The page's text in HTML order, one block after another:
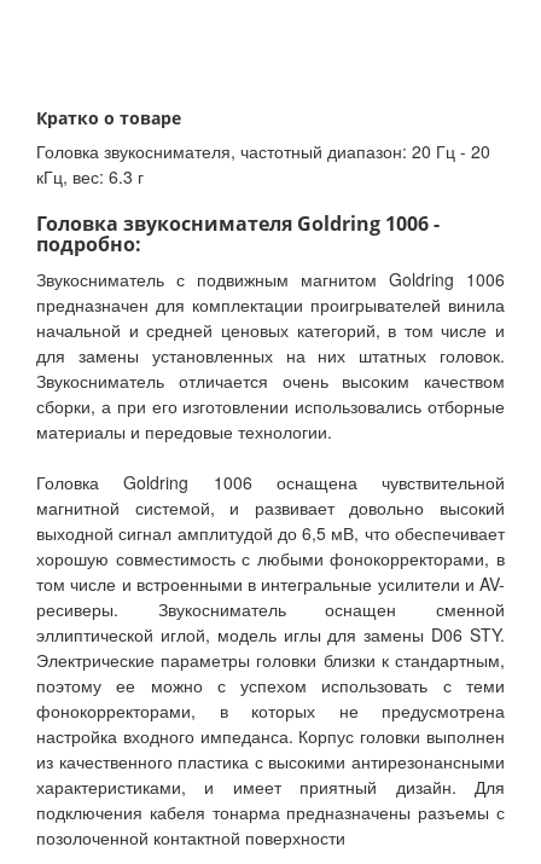
Кратко о товаре
Головка звукоснимателя, частотный диапазон: 20 Гц - 20
кГц, вес: 6.3 г
Головка звукоснимателя Goldring 1006 -
подробно:
Звукосниматель с подвижным магнитом Goldring 1006
предназначен для комплектации проигрывателей винила
начальной и средней ценовых категорий, в том числе и
для замены установленных на них штатных головок.
Звукосниматель отличается очень высоким качеством
сборки, а при его изготовлении использовались отборные
материалы и передовые технологии.
Головка Goldring 1006 оснащена чувствительной
магнитной системой, и развивает довольно высокий
выходной сигнал амплитудой до 6,5 мВ, что обеспечивает
хорошую совместимость с любыми фонокорректорами, в
том числе и встроенными в интегральные усилители и AV-
ресиверы. Звукосниматель оснащен сменной
эллиптической иглой, модель иглы для замены D06 STY.
Электрические параметры головки близки к стандартным,
поэтому ее можно с успехом использовать с теми
фонокорректорами, в которых не предусмотрена
настройка входного импеданса. Корпус головки выполнен
из качественного пластика с высокими антирезонансными
характеристиками, и имеет приятный дизайн. Для
подключения кабеля тонарма предназначены разъемы с
позолоченной контактной поверхности